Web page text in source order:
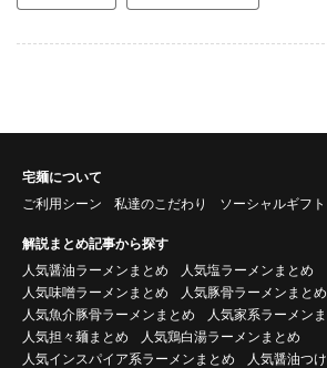
宅麺について
ご利用シーン
私達のこだわり ソーシャルギフト
解説まとめ記事から探す
人気醤油ラーメンまとめ
人気塩ラーメンまとめ
人気味噌ラーメンまとめ
人気豚骨ラーメンまとめ
人気魚介豚骨ラーメンまとめ
人気家系ラーメン
人気担々麺まとめ
人気鶏白湯ラーメンまとめ
人気インスパイア系ラーメンまとめ
人気醤油つ